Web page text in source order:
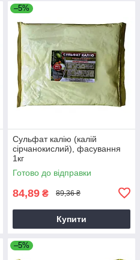
–5%
Сульфат калію (калій
сірчанокислий), фасування
1кг
Готово до відправки
84,89 ₴ 89,36 ₴
Купити
–5%